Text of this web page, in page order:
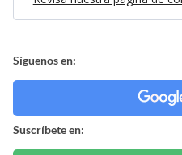
Síguenos en:
Suscríbete en: